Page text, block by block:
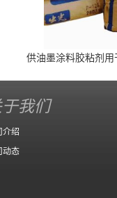
供油墨涂料胶粘剂
于我们
介绍
动态